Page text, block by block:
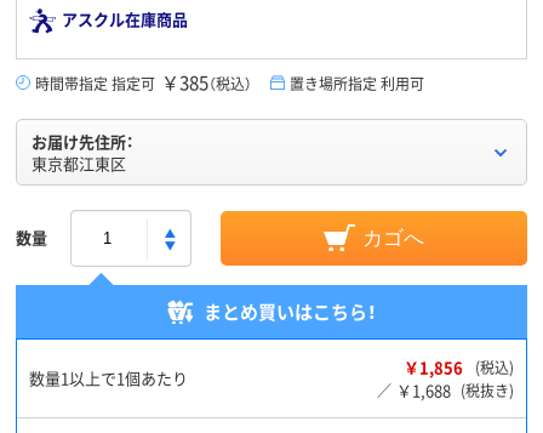
アスクル在庫商品
時間帯指定 指定可 ￥385（税込） 置き場所指定 利用可
お届け先住所：
東京都江東区
数量 カゴへ
まとめ買いはこちら！
数量1以上で1個あたり ￥1,856
(税込)
／ ￥1,688 (税抜き)